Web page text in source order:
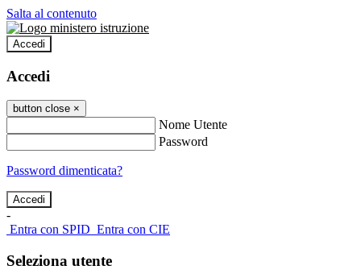
Salta al contenuto
Accedi
Accedi
button close ×
Nome Utente
Password
Password dimenticata?
-
Entra con SPID Entra con CIE
Seleziona utente